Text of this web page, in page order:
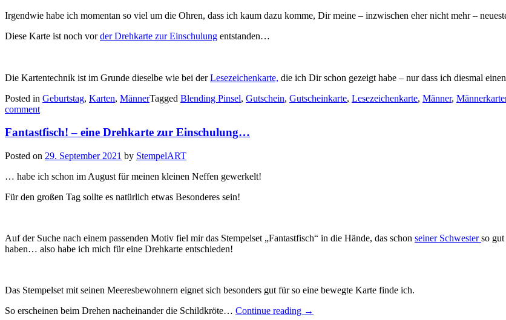
Irgendwie habe ich momentan so viel um die Ohren, dass ich kaum dazu komme, Dir meine – inzwischen eher nicht mehr –
Diese Karte ist noch vorder Drehkarte zur Einschulung entstanden…
Die Kartentechnik ist im Grunde dieselbe wie bei derLesezeichenkarte, die ich Dir schon gezeigt habe – nur dass ich diesmal
Posted in Geburtstag, Karten, MännerTagged Blending Pinsel, Gutschein, Gutscheinkarte, Lesezeichenkarte, Männer,
comment
Fantastfisch! – eine Drehkarte zur Einschulung…
Posted on 29. September 2021 by StempelART
… habe ich schon im August für meinen kleinen Neffen gewerkelt!
Für den großen Tag sollte es natürlich etwas Besonderes sein!
Auf der Suche nach einem passenden Motiv fiel mir das Stempelset „Fantastfisch“ in die Hände, das schon seiner Schwesterso
haben… also habe ich mich für eine Drehkarte entschieden!
Das Stempelset mit seinen Meeresbewohnern eignet sich besonders gut für so eine bewegte Karte finde ich.
So erscheinen beim Drehen nacheinander die Schildkröte… Continue reading „Fantastfisch!
→